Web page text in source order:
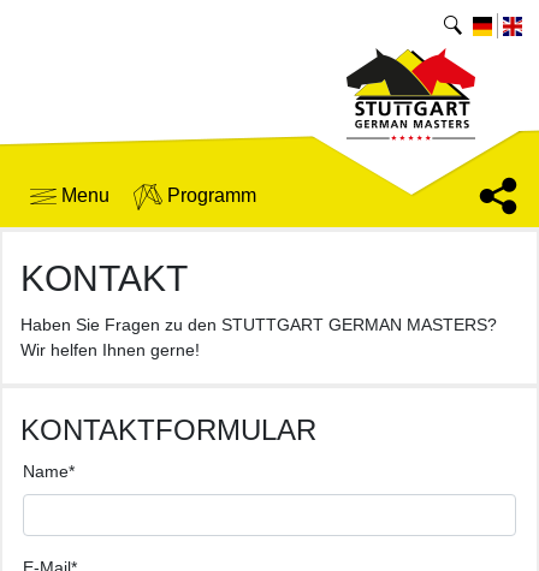
Menu Programm
KONTAKT
Haben Sie Fragen zu den STUTTGART GERMAN MASTERS?
Wir helfen Ihnen gerne!
KONTAKTFORMULAR
Name*